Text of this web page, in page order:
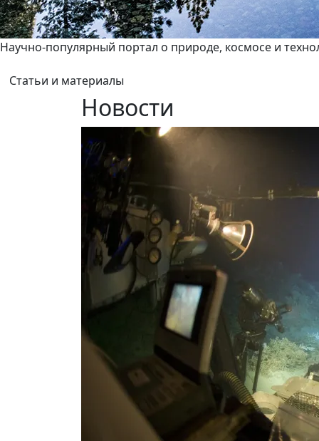
Научно-популярный портал о природе, космосе и
Статьи и материалы
Новости